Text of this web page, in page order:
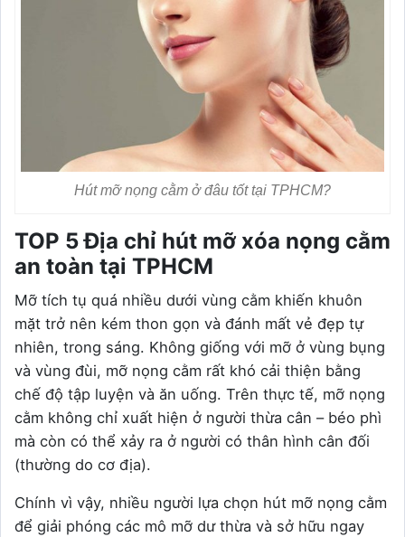
Hút mỡ nọng cằm ở đâu tốt tại TPHCM?
TOP 5 Địa chỉ hút mỡ xóa nọng cằm
an toàn tại TPHCM
Mỡ tích tụ quá nhiều dưới vùng cằm khiến khuôn
mặt trở nên kém thon gọn và đánh mất vẻ đẹp tự
nhiên, trong sáng. Không giống với mỡ ở vùng bụng
và vùng đùi, mỡ nọng cằm rất khó cải thiện bằng
chế độ tập luyện và ăn uống. Trên thực tế, mỡ nọng
cằm không chỉ xuất hiện ở người thừa cân – béo phì
mà còn có thể xảy ra ở người có thân hình cân đối
(thường do cơ địa).
Chính vì vậy, nhiều người lựa chọn hút mỡ nọng cằm
để giải phóng các mô mỡ dư thừa và sở hữu ngay